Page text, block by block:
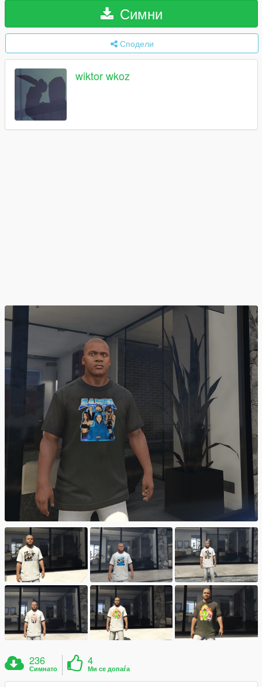
Симни
Сподели
wiktor wkoz
236
Симнато
4
Ми се допаѓа